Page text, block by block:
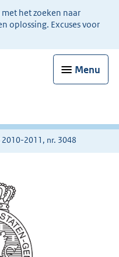
het zoeken naar
oplossing. Excuses voor
Menu
2010-2011, nr. 3048